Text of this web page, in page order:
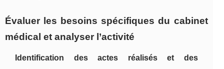
Évaluer les besoins spécifiques du cabinet
médical et analyser l’activité
Identification des actes réalisés et des